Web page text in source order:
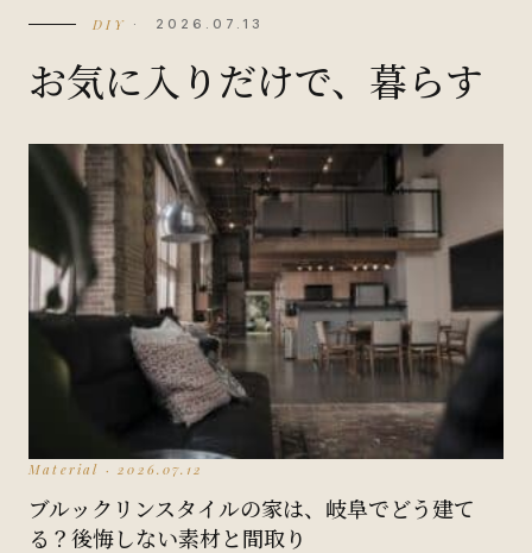
DIY · 2026.07.13
お気に入りだけで、暮らす
Material · 2026.07.12
ブルックリンスタイルの家は、岐阜でどう建て
る？後悔しない素材と間取り